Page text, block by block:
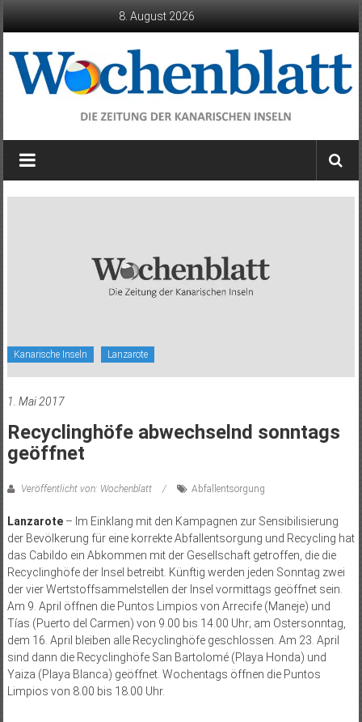
8. August 2026
Wochenblatt
die
Kanarische Inseln Lanzarote
1. Mai 2017
Recyclinghöfe abwechselnd sonntags
geöffnet
Veröffentlicht von: Wochenblatt Abfallentsorgung
Lanzarote– Im Einklang mit den Kampagnen zur Sensibilisierung
der Bevölkerung für eine korrekte Abfallentsorgung und Recycling hat
das Cabildo ein Abkommen mit der Gesellschaft getroffen, die die
Recyclinghöfe der Insel betreibt. Künftig werden jeden Sonntag zwei
der vier Wertstoffsammelstellen der Insel vormittags geöffnet sein.
Am 9. April öffnen die Puntos Limpios von Arrecife (Maneje) und
Tías (Puerto del Carmen) von 9.00 bis 14.00 Uhr; am Ostersonntag,
dem 16. April bleiben alle Recyclinghöfe geschlossen. Am 23. April
sind dann die Recyclinghöfe San Bartolomé (Playa Honda) und
Yaiza (Playa Blanca) geöffnet. Wochentags öffnen die Puntos
Limpios von 8.00 bis 18.00 Uhr.